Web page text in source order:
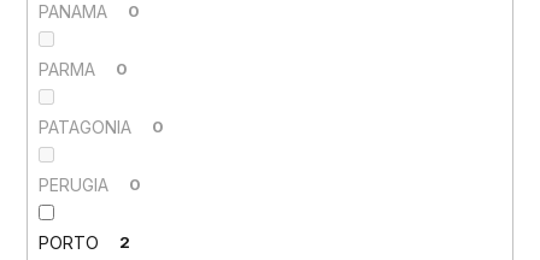
PANAMA 0
PARMA 0
PATAGONIA 0
PERUGIA 0
PORTO 2